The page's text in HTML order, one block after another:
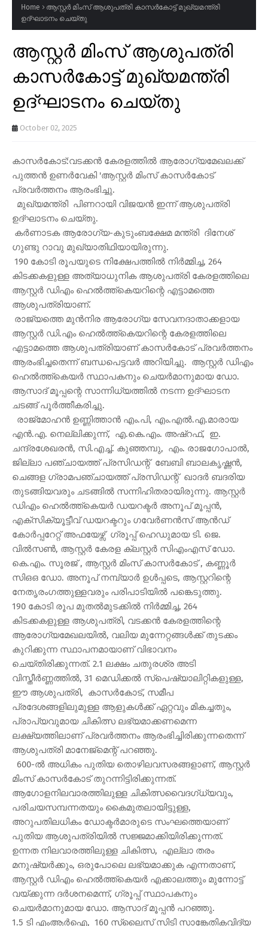
Home
ആസ്റ്റർ മിംസ് ആശുപത്രി കാസർകോട്ട് മുഖ്യമന്ത്രി
ഉദ്ഘാടനം ചെയ്തു
ആസ്റ്റർ മിംസ് ആശുപത്രി
കാസർകോട്ട് മുഖ്യമന്ത്രി
ഉദ്ഘാടനം ചെയ്തു
October 02, 2025
കാസർകോട്:വടക്കൻ കേരളത്തിൽ ആരോഗ്യമേഖലക്ക്
പുത്തൻ ഉണർവേകി 'ആസ്റ്റർ മിംസ് കാസർകോട്
പ്രവർത്തനം ആരംഭിച്ചു.
മുഖ്യമന്ത്രി പിണറായി വിജയൻ ഇന്ന് ആശുപത്രി
ഉദ്ഘാടനം ചെയ്തു.
കർണാടക ആരോഗ്യ-കുടുംബക്ഷേമ മന്ത്രി ദിനേശ്
ഗുണ്ടു റാവു മുഖ്യാതിഥിയായിരുന്നു.
190 കോടി രൂപയുടെ നിക്ഷേപത്തിൽ നിർമ്മിച്ച, 264
കിടക്കകളുള്ള അത്യാധുനിക ആശുപത്രി കേരളത്തിലെ
ആസ്റ്റർ ഡിഎം ഹെൽത്ത്‌കെയറിന്റെ എട്ടാമത്തെ
ആശുപത്രിയാണ്.
രാജ്യത്തെ മുൻനിര ആരോഗ്യ സേവനദാതാക്കളായ
ആസ്റ്റർ ഡി.എം ഹെൽത്ത്‌കെയറിന്റെ കേരളത്തിലെ
എട്ടാമത്തെ ആശുപത്രിയാണ് കാസർകോട് പ്രവർത്തനം
ആരംഭിച്ചതെന്ന് ബന്ധപെട്ടവർ അറിയിച്ചു. ആസ്റ്റർ ഡിഎം
ഹെൽത്ത്‌കെയർ സ്ഥാപകനും ചെയർമാനുമായ ഡോ.
ആസാദ് മൂപ്പന്റെ സാന്നിധ്യത്തിൽ നടന്ന ഉദ്ഘാടന
ചടങ്ങ് പൂർത്തീകരിച്ചു.
രാജ്‌മോഹൻ ഉണ്ണിത്താൻ എം.പി, എം.എൽ.എ.മാരായ
എൻ.എ. നെല്ലിക്കുന്ന്, എ.കെ.എം. അഷ്‌റഫ്, ഇ.
ചന്ദ്രശേഖരൻ, സി.എച്ച്. കുഞ്ഞമ്പു, എം. രാജഗോപാൽ,
ജില്ലാ പഞ്ചായത്ത് പ്രസിഡന്റ് ബേബി ബാലകൃഷ്ണൻ,
ചെങ്ങള ഗ്രാമപഞ്ചായത്ത് പ്രസിഡന്റ് ഖാദർ ബദരിയ
തുടങ്ങിയവരും ചടങ്ങിൽ സന്നിഹിതരായിരുന്നു. ആസ്റ്റർ
ഡിഎം ഹെൽത്ത്‌കെയർ ഡയറക്ടർ അനൂപ് മൂപ്പൻ,
എക്‌സിക്യൂട്ടീവ് ഡയറക്ടറും ഗവേര്‍ണന്‍സ് ആൻഡ്
കോര്‍പ്പറേറ്റ് അഫയേഴ്സ് ഗ്രൂപ്പ് ഹെഡുമായ ടി. ജെ.
വില്‍സണ്‍, ആസ്റ്റർ കേരള ക്ലസ്റ്റർ സിഎംഎസ് ഡോ.
കെ.എം. സൂരജ് , ആസ്റ്റർ മിംസ് കാസർകോട് , കണ്ണൂർ
സിഒഒ ഡോ. അനൂപ് നമ്പ്യാർ ഉൾപ്പടെ, ആസ്റ്ററിന്റെ
നേതൃരംഗത്തുള്ളവരും പരിപാടിയിൽ പങ്കെടുത്തു.
190 കോടി രൂപ മുതൽമുടക്കിൽ നിർമ്മിച്ച, 264
കിടക്കകളുള്ള ആശുപത്രി, വടക്കൻ കേരളത്തിന്റെ
ആരോഗ്യമേഖലയിൽ, വലിയ മുന്നേറ്റങ്ങൾക്ക് തുടക്കം
കുറിക്കുന്ന സ്ഥാപനമായാണ് വിഭാവനം
ചെയ്തിരിക്കുന്നത്. 2.1 ലക്ഷം ചതുരശ്ര അടി
വിസ്തീർണ്ണത്തിൽ, 31 മെഡിക്കൽ സ്പെഷ്യാലിറ്റികളുള്ള,
ഈ ആശുപത്രി, കാസർകോട്, സമീപ
പ്രദേശങ്ങളിലുമുള്ള ആളുകൾക്ക് ഏറ്റവും മികച്ചതും,
പ്രാപ്യവുമായ ചികിത്സ ലഭ്യമാക്കണമെന്ന
ലക്ഷ്യത്തിലാണ് പ്രവർത്തനം ആരംഭിച്ചിരിക്കുന്നതെന്ന്
ആശുപത്രി മാനേജ്മെന്റ് പറഞ്ഞു.
600-ൽ അധികം പുതിയ തൊഴിലവസരങ്ങളാണ്, ആസ്റ്റർ
മിംസ് കാസർകോട് തുറന്നിട്ടിരിക്കുന്നത്.
ആഗോളനിലവാരത്തിലുള്ള ചികിത്സവൈദഗ്ധ്യവും,
പരിചയസമ്പന്നതയും കൈമുതലായിട്ടുള്ള,
അറുപതിലധികം ഡോക്ടർമാരുടെ സംഘത്തെയാണ്
പുതിയ ആശുപത്രിയിൽ സജ്ജമാക്കിയിരിക്കുന്നത്.
ഉന്നത നിലവാരത്തിലുള്ള ചികിത്സ, എല്ലാ തരം
മനുഷ്യർക്കും, ഒരുപോലെ ലഭ്യമാക്കുക എന്നതാണ്,
ആസ്റ്റർ ഡിഎം ഹെൽത്ത്‌കെയർ എക്കാലത്തും മുന്നോട്ട്
വയ്ക്കുന്ന ദർശനമെന്ന്, ഗ്രൂപ്പ് സ്ഥാപകനും
ചെയർമാനുമായ ഡോ. ആസാദ് മൂപ്പൻ പറഞ്ഞു.
1.5 ടി എംആർഐ, 160 സ്ലൈസ് സിടി സാങ്കേതികവിദ്യ